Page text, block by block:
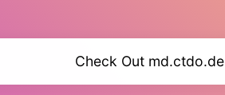
Check Out md.ctdo.de